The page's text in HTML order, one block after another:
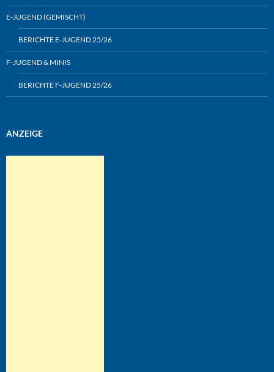
E-JUGEND (GEMISCHT)
BERICHTE E-JUGEND 25/26
F-JUGEND & MINIS
BERICHTE F-JUGEND 25/26
ANZEIGE